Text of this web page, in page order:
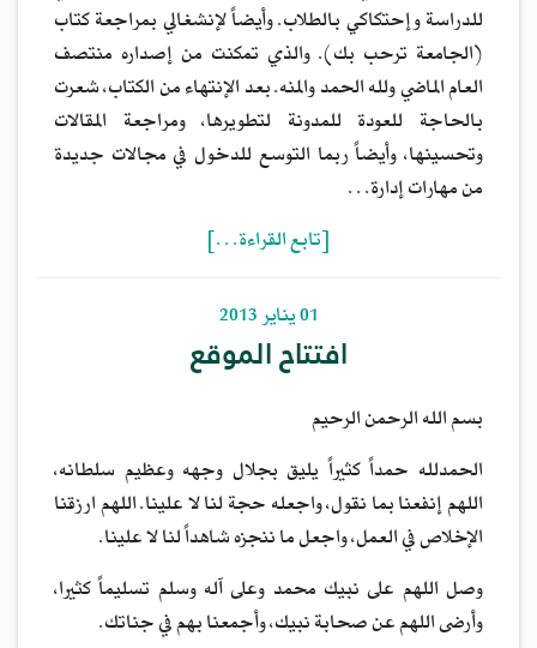
للدراسة وإحتكاكي بالطلاب. وأيضاً لإنشغالي بمراجعة كتاب
(الجامعة ترحب بك). والذي تمكنت من إصداره منتصف
العام الماضي ولله الحمد والمنه. بعد الإنتهاء من الكتاب، شعرت
بالحاجة للعودة للمدونة لتطويرها، ومراجعة المقالات
وتحسينها، وأيضاً ربما التوسع للدخول في مجالات جديدة
من مهارات إدارة…
[تابع القراءة…]
01 يناير 2013
افتتاح الموقع
بسم الله الرحمن الرحيم
الحمدلله حمداً كثيراً يليق بجلال وجهه وعظيم سلطانه،
اللهم إنفعنا بما نقول، واجعله حجة لنا لا علينا. اللهم ارزقنا
الإخلاص في العمل، واجعل ما ننجزه شاهداً لنا لا علينا.
وصل اللهم على نبيك محمد وعلى آله وسلم تسليماً كثيرا،
وأرضى اللهم عن صحابة نبيك، وأجمعنا بهم في جناتك.